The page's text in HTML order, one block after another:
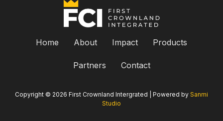
Home About Impact Products
Partners Contact
Copyright © 2026 First Crownland Intergrated | Powered by Sanmi
Studio